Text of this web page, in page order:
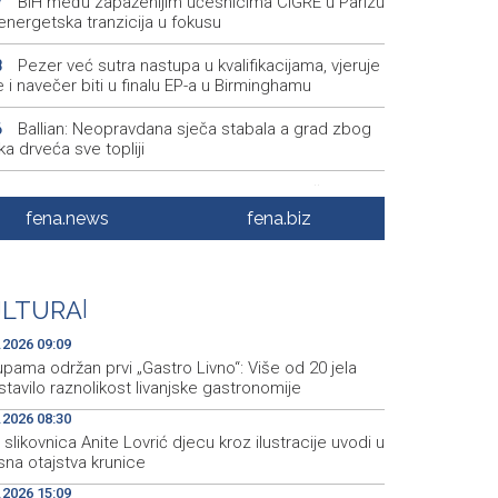
tranzicija u fokusu
Pezer već sutra nastupa u kvalifikacijama, vjeruje
i navečer biti u finalu EP-a u Birminghamu
Ballian: Neopravdana sječa stabala a grad zbog
drveća sve topliji
FBiH nema objedinjene podatke o povučenom i
mesu, prekršaji utvrđeni u 40 kontrola
Kušljugić: Sprječavanje dehidracije i pregrijavanja
za očuvanje zdravlja srca tokom vrućina
fena.news fena.biz
09:09
održan prvi „Gastro Livno“: Više od 20 jela
raznolikost livanjske gastronomije
08:30
slikovnica Anite Lovrić djecu kroz ilustracije uvodi u
otajstva krunice
15:09